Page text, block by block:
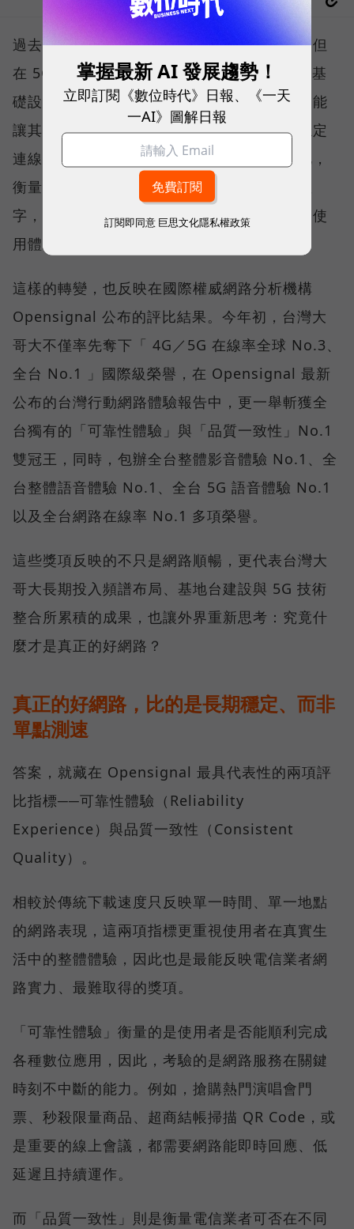
過去，下載速度是評價電信服務的重要指標，但
在 5G 成為工作、娛樂、生活不可或缺的數位基
礎設施後，消費者發現，再快的網速，如果不能
讓其在人潮聚集、高速移動或室內空間維持穩定
連線，即無法轉換成好的使用體驗，也因如此，
衡量「好網路」的標準，也逐漸從追求測速數
字，轉向任何時間、任何地點都能穩定連線的使
用體驗。
這樣的轉變，也反映在國際權威網路分析機構
Opensignal 公布的評比結果。今年初，台灣大
哥大不僅率先奪下「 4G／5G 在線率全球 No.3、
全台 No.1 」國際級榮譽，在 Opensignal 最新
公布的台灣行動網路體驗報告中，更一舉斬獲全
台獨有的「可靠性體驗」與「品質一致性」No.1
雙冠王，同時，包辦全台整體影音體驗 No.1、全
台整體語音體驗 No.1、全台 5G 語音體驗 No.1
以及全台網路在線率 No.1 多項榮譽。
這些獎項反映的不只是網路順暢，更代表台灣大
哥大長期投入頻譜布局、基地台建設與 5G 技術
整合所累積的成果，也讓外界重新思考：究竟什
麼才是真正的好網路？
真正的好網路，比的是長期穩定、而非
單點測速
答案，就藏在 Opensignal 最具代表性的兩項評
比指標──可靠性體驗（Reliability
Experience）與品質一致性（Consistent
Quality）。
相較於傳統下載速度只反映單一時間、單一地點
的網路表現，這兩項指標更重視使用者在真實生
活中的整體體驗，因此也是最能反映電信業者網
路實力、最難取得的獎項。
「可靠性體驗」衡量的是使用者是否能順利完成
各種數位應用，因此，考驗的是網路服務在關鍵
時刻不中斷的能力。例如，搶購熱門演唱會門
票、秒殺限量商品、超商結帳掃描 QR Code，或
是重要的線上會議，都需要網路能即時回應、低
延遲且持續運作。
而「品質一致性」則是衡量電信業者可否在不同
掌握最新 AI 發展趨勢！
立即訂閱《數位時代》日報、《一天
一AI》圖解日報
訂閱即同意 巨思文化隱私權政策